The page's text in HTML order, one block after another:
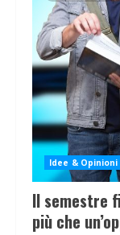
Idee & Opinioni
Il semestre
più che